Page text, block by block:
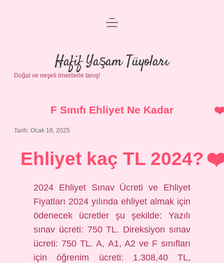
Anasayfa
Gizlilik Politikası
Yasal Uyarı
menüyü
Hafif Yaşam Tüyoları
Doğal ve neşeli önerilerle tanış!
F Sınıfı Ehliyet Ne Kadar
Tarih: Ocak 18, 2025
Ehliyet kaç TL 2024?
2024 Ehliyet Sınav Ücreti ve Ehliyet
Fiyatları 2024 yılında ehliyet almak için
ödenecek ücretler şu şekilde: Yazılı
sınav ücreti: 750 TL. Direksiyon sınav
ücreti: 750 TL. A, A1, A2 ve F sınıfları
için öğrenim ücreti: 1.308,40 TL,